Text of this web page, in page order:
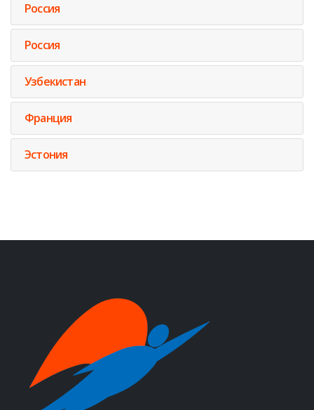
Россия
Россия
Узбекистан
Франция
Эстония